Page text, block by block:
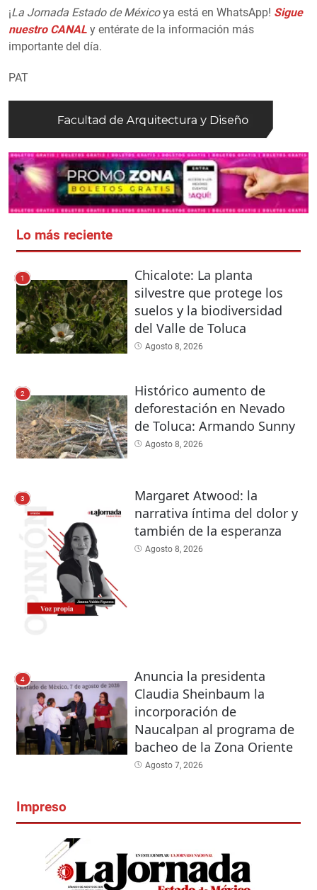
¡La Jornada Estado de Méxicoya está en WhatsApp! Sigue
nuestro CANAL y entérate de la información más
importante del día.
PAT
Lo más reciente
1
Chicalote: La planta
silvestre que protege los
suelos y la biodiversidad
del Valle de Toluca
Agosto 8, 2026
2
Histórico aumento de
deforestación en Nevado
de Toluca: Armando Sunny
Agosto 8, 2026
3
Margaret Atwood: la
narrativa íntima del dolor y
también de la esperanza
Agosto 8, 2026
4
Anuncia la presidenta
Claudia Sheinbaum la
incorporación de
Naucalpan al programa de
bacheo de la Zona Oriente
Agosto 7, 2026
Impreso